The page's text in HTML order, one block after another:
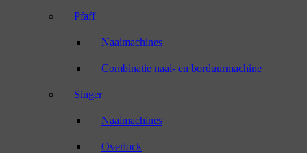
Pfaff
Naaimachines
Combinatie naai- en borduurmachine
Singer
Naaimachines
Overlock